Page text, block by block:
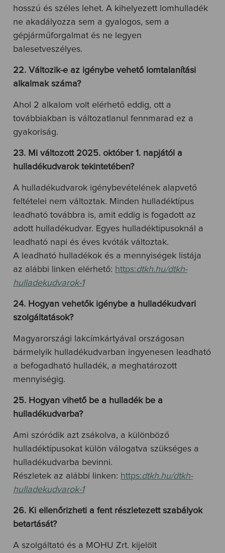
hosszú és széles lehet. A kihelyezett lomhulladék
ne akadályozza sem a gyalogos, sem a
gépjárműforgalmat és ne legyen
balesetveszélyes.
22. Változik-e az igénybe vehető lomtalanítási
alkalmak száma?
Ahol 2 alkalom volt elérhető eddig, ott a
továbbiakban is változatlanul fennmarad ez a
gyakoriság.
23. Mi változott 2025. október 1. napjától a
hulladékudvarok tekintetében?
A hulladékudvarok igénybevételének alapvető
feltételei nem változtak. Minden hulladéktípus
leadható továbbra is, amit eddig is fogadott az
adott hulladékudvar. Egyes hulladéktípusoknál a
leadható napi és éves kvóták változtak.
A leadható hulladékok és a mennyiségek listája
az alábbi linken elérhető: https:dtkh.hu/dtkh-
hulladekudvarok-1
24. Hogyan vehetők igénybe a hulladékudvari
szolgáltatások?
Magyarországi lakcímkártyával országosan
bármelyik hulladékudvarban ingyenesen leadható
a befogadható hulladék, a meghatározott
mennyiségig.
25. Hogyan vihető be a hulladék be a
hulladékudvarba?
Ami szóródik azt zsákolva, a különböző
hulladéktípusokat külön válogatva szükséges a
hulladékudvarba bevinni.
Részletek az alábbi linken: https:dtkh.hu/dtkh-
hulladekudvarok-1
26. Ki ellenőrizheti a fent részletezett szabályok
betartását?
A szolgáltató és a MOHU Zrt. kijelölt